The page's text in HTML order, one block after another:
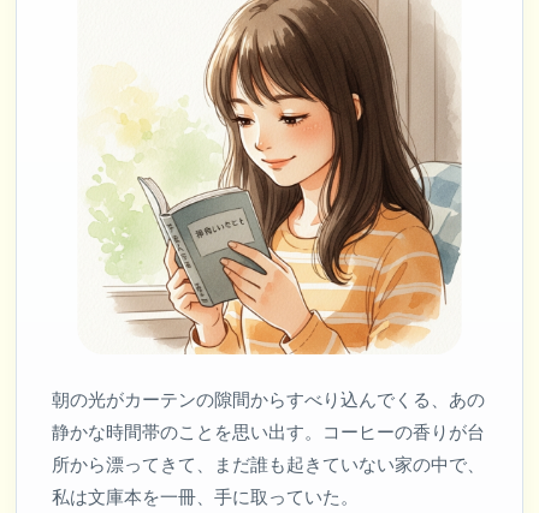
朝の光がカーテンの隙間からすべり込んでくる、あの
静かな時間帯のことを思い出す。コーヒーの香りが台
所から漂ってきて、まだ誰も起きていない家の中で、
私は文庫本を一冊、手に取っていた。